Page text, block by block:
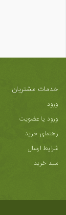
خدمات مشتریان
ورود
ورود یا عضویت
راهنمای خرید
شرایط ارسال
سبد خرید